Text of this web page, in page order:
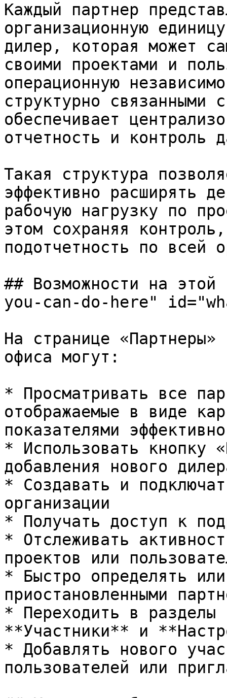
Каждый партнер
организационную
дилер, которая может
своими проектами и
операционную
структурно связанными
обеспечивает
отчетность и контроль
Такая структура
эффективно расширять
рабочую нагрузку по
этом сохраняя
подотчетность по всей
## Возможности на
you-can-do-here"
На странице «Партнеры»
офиса могут:
* Просматривать все
отображаемые в виде
показателями
* Использовать кнопку
добавления нового
* Создавать и
организации
* Получать доступ к
* Отслеживать
проектов или
* Быстро определять
приостановленными
* Переходить в
**Участники** и
* Добавлять нового
пользователей или